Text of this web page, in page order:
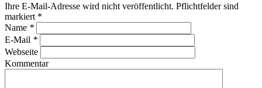
Ihre E-Mail-Adresse wird nicht veröffentlicht. Pflichtfelder sind
markiert *
Name *
E-Mail *
Webseite
Kommentar